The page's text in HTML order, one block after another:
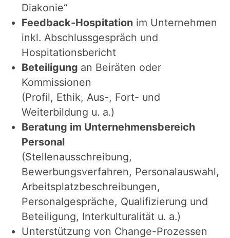
Diakonie“
Feedback-Hospitation im Unternehmen
inkl. Abschlussgespräch und
Hospitationsbericht
Beteiligung an Beiräten oder
Kommissionen
(Profil, Ethik, Aus-, Fort- und
Weiterbildung u. a.)
Beratung im Unternehmensbereich
Personal
(Stellenausschreibung,
Bewerbungsverfahren, Personalauswahl,
Arbeitsplatzbeschreibungen,
Personalgespräche, Qualifizierung und
Beteiligung, Interkulturalität u. a.)
Unterstützung von Change-Prozessen